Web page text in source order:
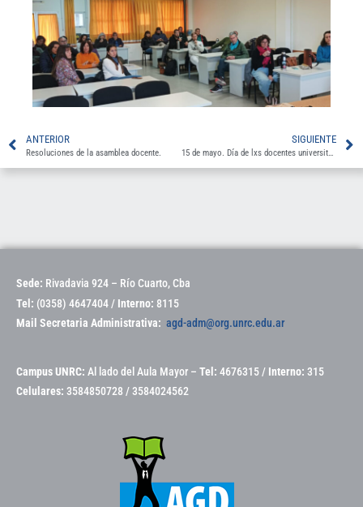
ANTERIOR
Resoluciones de la asamblea docente.
SIGUIENTE
15 de mayo. Día de lxs docentes universitarixs
Sede: Rivadavia 924 – Río Cuarto, Cba
Tel: (0358) 4647404 / Interno: 8115
Mail Secretaria Administrativa: agd-adm@org.unrc.edu.ar
Campus UNRC: Al lado del Aula Mayor – Tel: 4676315 / Interno: 315
Celulares: 3584850728 / 3584024562